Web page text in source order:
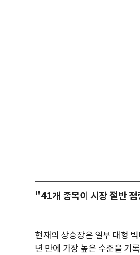
"41개 종목이 시장 절반
현재의 상승장은 일부 대형
년 만에 가장 높은 수준을 기